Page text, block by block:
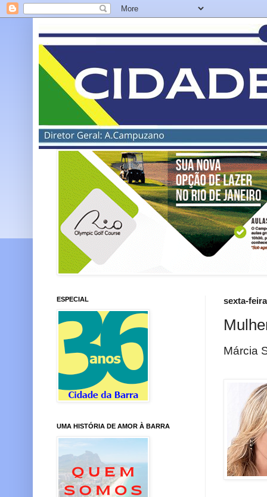
sexta-
Márcia
ESPECIAL
UMA HISTÓRIA DE AMOR À BARRA